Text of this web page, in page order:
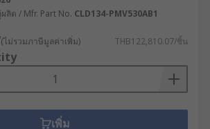
ลิต / Mfr. Part No. CLD134-PMV530AB1
(ไม่รวมภาษีมูลค่าเพิ่ม) THB122,810.07/ชิ้น
เพิ่ม